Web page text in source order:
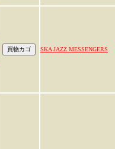
SKA JAZZ MESSENGERS